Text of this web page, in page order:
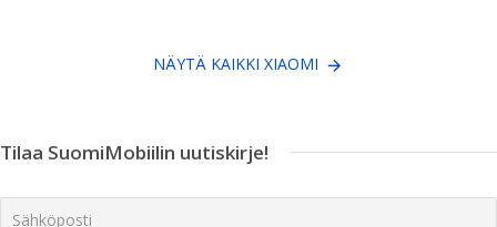
NÄYTÄ KAIKKI XIAOMI
Tilaa SuomiMobiilin uutiskirje!